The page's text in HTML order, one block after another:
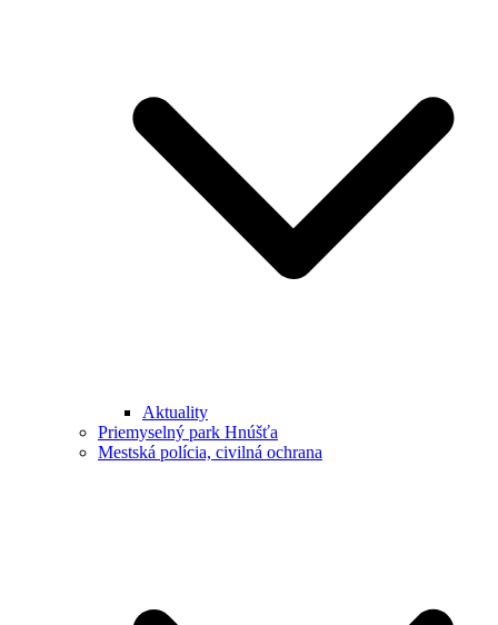
Aktuality
Priemyselný park Hnúšťa
Mestská polícia, civilná ochrana